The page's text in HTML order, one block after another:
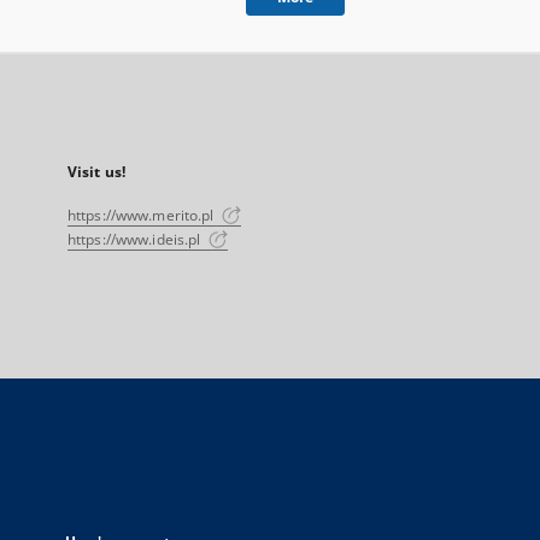
Visit us!
https://www.merito.pl
https://www.ideis.pl